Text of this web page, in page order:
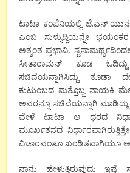
ಟಾಟಾ ಕಂಪೆನಿಯಲ್ಲಿ
ಎಂಬ ಸುಳ್ಸುದ್ದಿಯನ್ನೇ
ಅತ್ಯಂತ ಪ್ರಭಾವಿ,
ಸೀತಾರಾಮನ್ ಕೂಡ
ಸಚಿವೆಯನ್ನಾಗಿಸಿದ್ದು ಕೂಡಾ
ಕುಟುಂಬದ ಮತ್ತೊಬ್ಬ ನಾಯಕಿ
ಅವರನ್ನೂ ಸಚಿವೆಯನ್ನಾಗಿ ಮಾಡಿದ್ದು
ವೇಳೆ ಟಾಟಾ ಆ ಥರದ ನಿರ್ಧಾರ
ಮೂರ್ಖತನದ
ವಿಚಾರವಂತೂ ಖಂಡಿತವಾಗಿಯೂ
ನಾನು ಹೇಳುತ್ತಿರುವುದು